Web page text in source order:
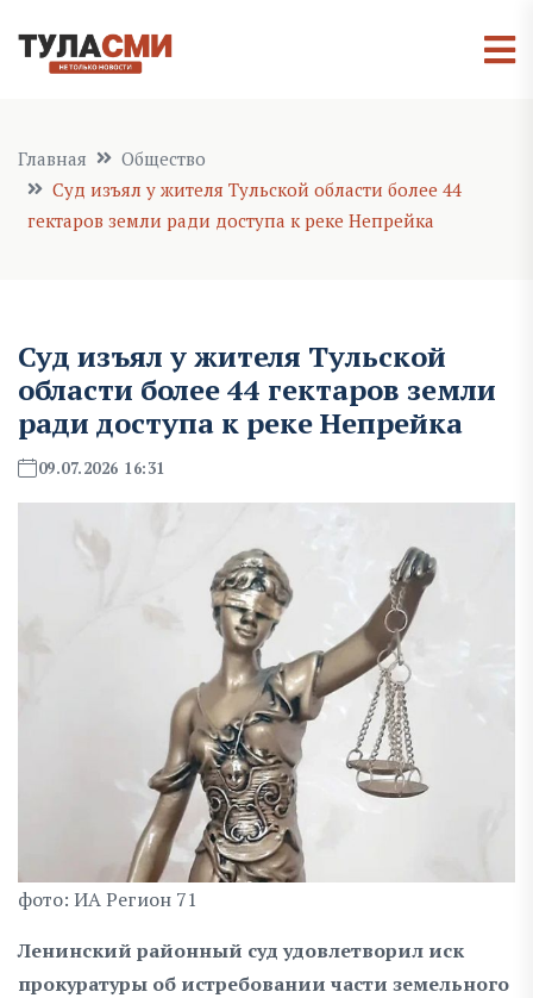
Главная
Общество
Суд изъял у жителя Тульской области более 44
гектаров земли ради доступа к реке Непрейка
Суд изъял у жителя Тульской
области более 44 гектаров земли
ради доступа к реке Непрейка
09.07.2026 16:31
фото: ИА Регион 71
Ленинский районный суд удовлетворил иск
прокуратуры об истребовании части земельного